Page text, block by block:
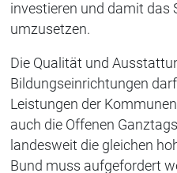
investieren und damit das
umzusetzen.
Die Qualität und
Bildungseinrichtungen
Leistungen der
auch die Offenen
landesweit die gleichen
Bund muss aufgefordert